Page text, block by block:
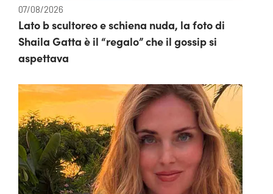
07/08/2026
Lato b scultoreo e schiena nuda, la foto di
Shaila Gatta è il “regalo” che il gossip si
aspettava